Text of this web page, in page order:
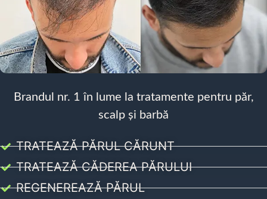
Brandul nr. 1 în lume la tratamente pentru păr,
scalp și barbă
TRATEAZĂ PĂRUL CĂRUNT
TRATEAZĂ CĂDEREA PĂRULUI
REGENEREAZĂ PĂRUL